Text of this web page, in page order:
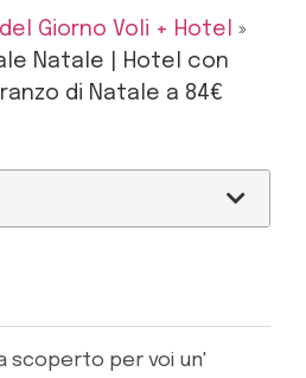
Giorno Voli + Hotel
»
Natale | Hotel con
di Natale a 84€
scoperto per voi un'